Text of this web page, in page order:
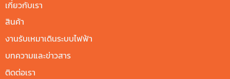
เกี่ยวกับเรา
สินค้า
งานรับเหมาเดินระบบไฟฟ้า
บทความและข่าวสาร
ติดต่อเรา